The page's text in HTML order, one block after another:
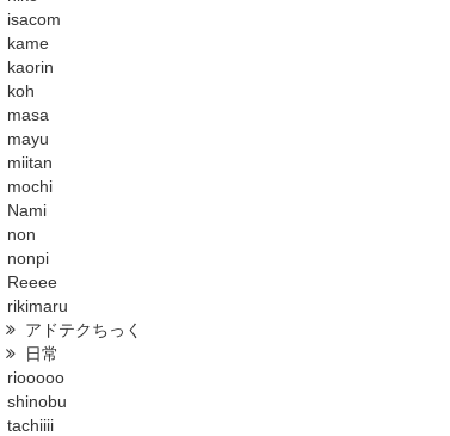
isacom
kame
kaorin
koh
masa
mayu
miitan
mochi
Nami
non
nonpi
Reeee
rikimaru
アドテクちっく
日常
riooooo
shinobu
tachiiii